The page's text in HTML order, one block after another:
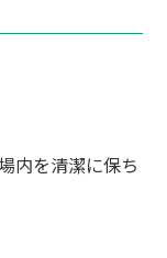
内を清潔に保ち